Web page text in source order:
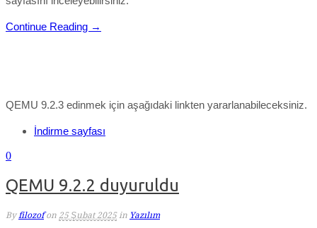
Continue Reading →
QEMU 9.2.3 edinmek için aşağıdaki linkten yararlanabileceksiniz.
İndirme sayfası
0
QEMU 9.2.2 duyuruldu
By filozof on 25 Şubat 2025 in Yazılım